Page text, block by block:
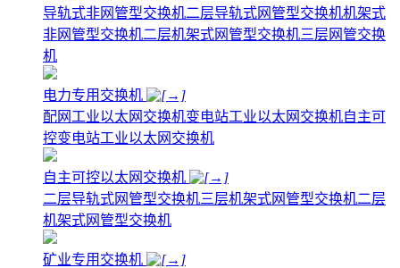
导轨式非网管型交换机二层导轨式网管型交换机机架式
非网管型交换机二层机架式网管型交换机三层网管交换
机
电力专用交换机
配网工业以太网交换机变电站工业以太网交换机自主可
控变电站工业以太网交换机
自主可控以太网交换机
二层导轨式网管型交换机三层机架式网管型交换机二层
机架式网管型交换机
矿业专用交换机